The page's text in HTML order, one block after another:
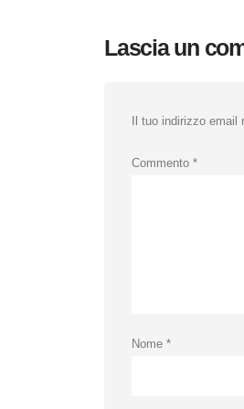
Lascia un
Il tuo indirizzo email
Commento *
Nome *